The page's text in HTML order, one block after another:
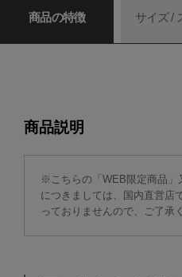
商品の特徴 サイズ /
商品説明
※こちらの「WEB限定商品」
につきましては、国内直営店
っておりませんので、ご了承